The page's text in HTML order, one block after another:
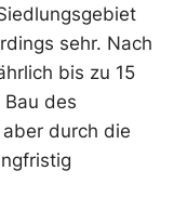
sehr. Nach
bis zu 15
des
durch die